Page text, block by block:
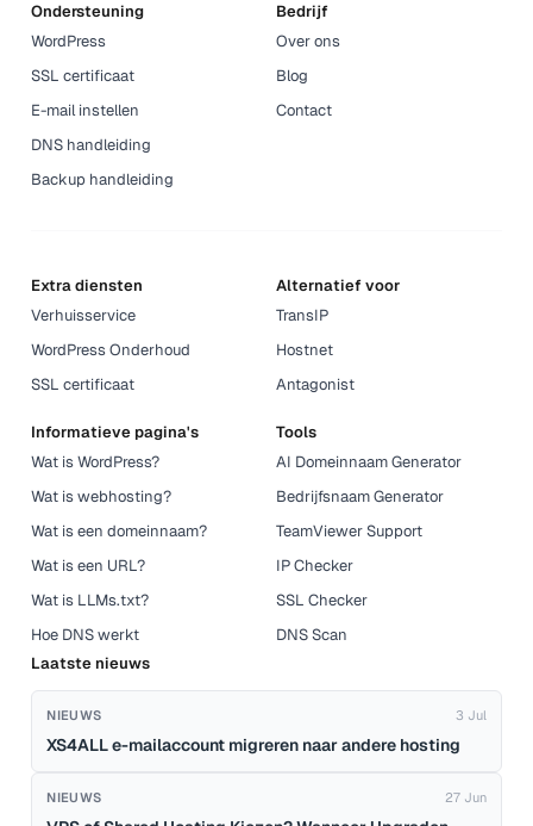
Ondersteuning
WordPress
SSL certificaat
E-mail instellen
DNS handleiding
Backup handleiding
Bedrijf
Over ons
Blog
Contact
Extra diensten
Verhuisservice
WordPress Onderhoud
SSL certificaat
Alternatief voor
TransIP
Hostnet
Antagonist
Informatieve pagina's
Wat is WordPress?
Wat is webhosting?
Wat is een domeinnaam?
Wat is een URL?
Wat is LLMs.txt?
Hoe DNS werkt
Tools
AI Domeinnaam Generator
Bedrijfsnaam Generator
TeamViewer Support
IP Checker
SSL Checker
DNS Scan
Laatste nieuws
NIEUWS 3 Jul
XS4ALL e-mailaccount migreren naar andere hosting
NIEUWS 27 Jun